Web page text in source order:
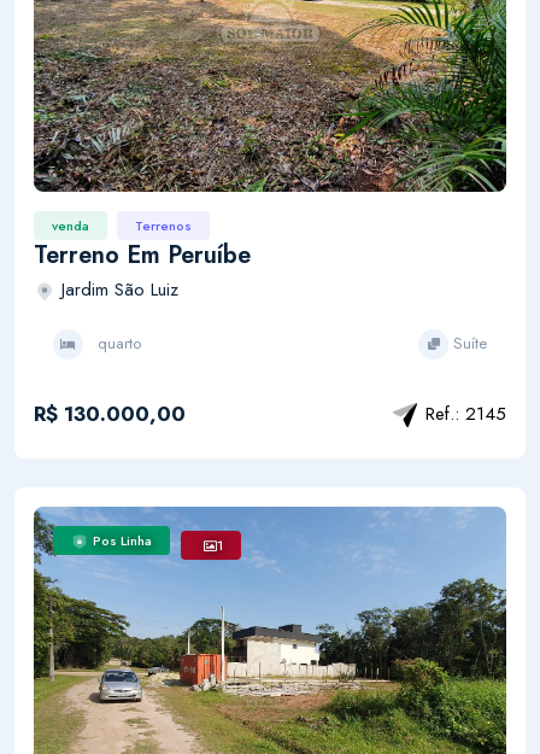
venda Terrenos
Terreno Em Peruíbe
Jardim São Luiz
quarto Suíte
R$ 130.000,00 Ref.: 2145
Pos Linha 1